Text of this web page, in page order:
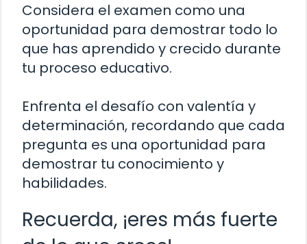
Considera el examen como una
oportunidad para demostrar todo lo
que has aprendido y crecido durante
tu proceso educativo.
Enfrenta el desafío con valentía y
determinación, recordando que cada
pregunta es una oportunidad para
demostrar tu conocimiento y
habilidades.
Recuerda, ¡eres más fuerte